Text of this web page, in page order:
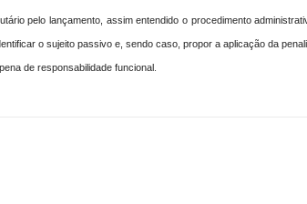
pelo lançamento, assim entendido o procedimento
o sujeito passivo e, sendo caso, propor a aplicação da
de responsabilidade funcional